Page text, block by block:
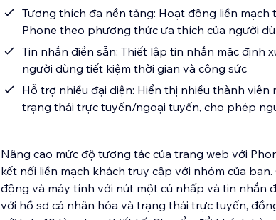
Tương thích đa nền tảng: Hoạt động liền
Phone theo phương thức ưa thích của người
Tin nhắn điền sẵn: Thiết lập tin nhắn mặc định
người dùng tiết kiệm thời gian và công sức
Hỗ trợ nhiều đại diện: Hiển thị nhiều thành
trạng thái trực tuyến/ngoại tuyến, cho phép
Nâng cao mức độ tương tác của trang web với
kết nối liền mạch khách truy cập với nhóm của
động và máy tính với nút một cú nhấp và tin nhắn
với hồ sơ cá nhân hóa và trạng thái trực tuyến,